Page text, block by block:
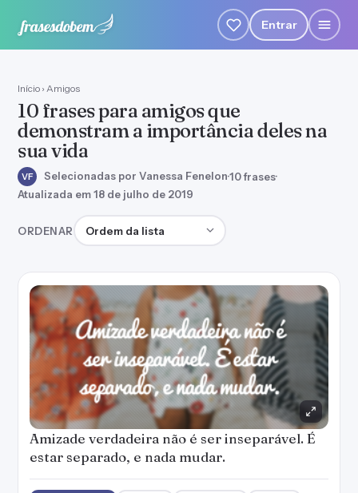
Entrar
Início › Amigos
10 frases para amigos que
demonstram a importância deles na
sua vida
VF Selecionadas por Vanessa Fenelon·10 frases·
Atualizada em 18 de julho de 2019
ORDENAR Ordenar frases
Amizade verdadeira não é ser inseparável. É
estar separado, e nada mudar.